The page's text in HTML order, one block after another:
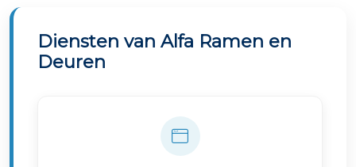
Diensten van Alfa Ramen en
Deuren